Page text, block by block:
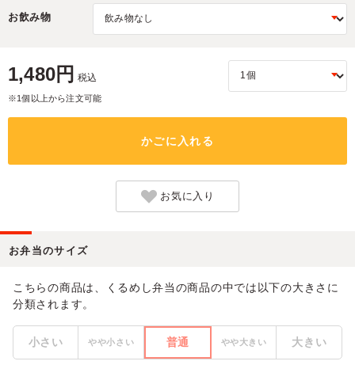
お飲み物
1,480円 税込
※1個以上から注文可能
かごに入れる
お気に入り
お弁当のサイズ
こちらの商品は、くるめし弁当の商品の中では以下の大きさに
分類されます。
小さい やや小さい 普通 やや大きい 大きい